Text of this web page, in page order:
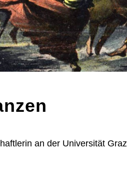
an der Universität Graz